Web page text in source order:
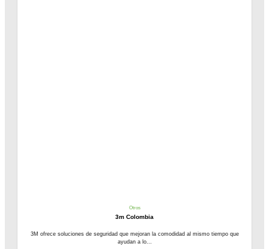
Otros
3m Colombia
3M ofrece soluciones de seguridad que mejoran la comodidad al mismo tiempo que
ayudan a lo...